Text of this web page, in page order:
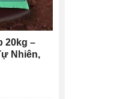
20kg –
Nhiên,